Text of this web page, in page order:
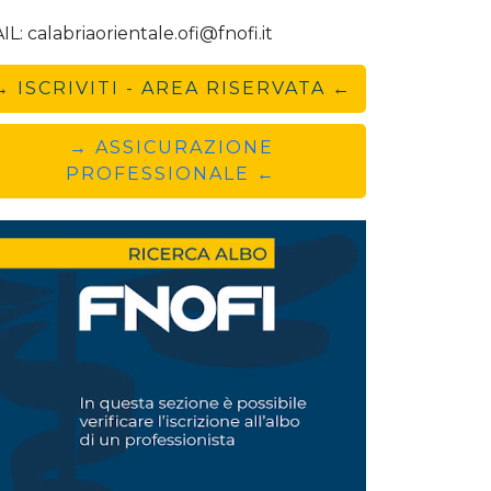
calabriaorientale.ofi@fnofi.it
ISCRIVITI - AREA RISERVATA ←
→ ASSICURAZIONE
PROFESSIONALE ←